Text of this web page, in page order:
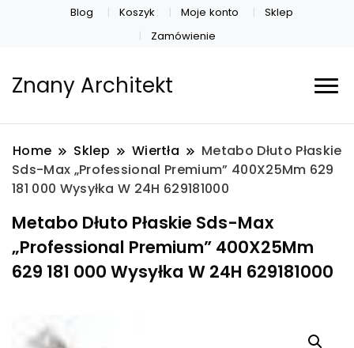
Blog Koszyk Moje konto
Sklep
Zamówienie
Znany Architekt
Home Sklep Wiertła
Metabo Dłuto Płaskie
Sds-Max „Professional Premium” 400X25Mm 629
181 000 Wysyłka W 24H 629181000
Metabo Dłuto Płaskie Sds-Max
„Professional Premium” 400X25Mm
629 181 000 Wysyłka W 24H 629181000